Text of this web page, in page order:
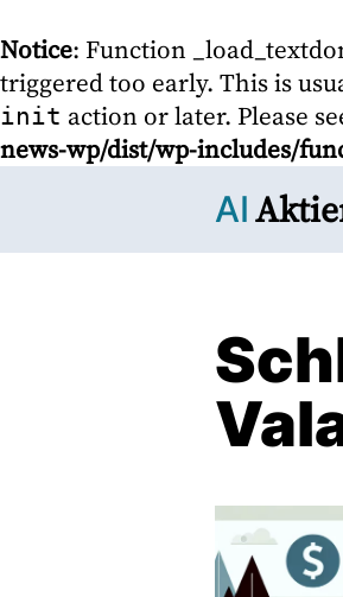
Notice: Function
triggered too early. This is
init action or later. Please
news-wp/dist/wp-includes/
AI